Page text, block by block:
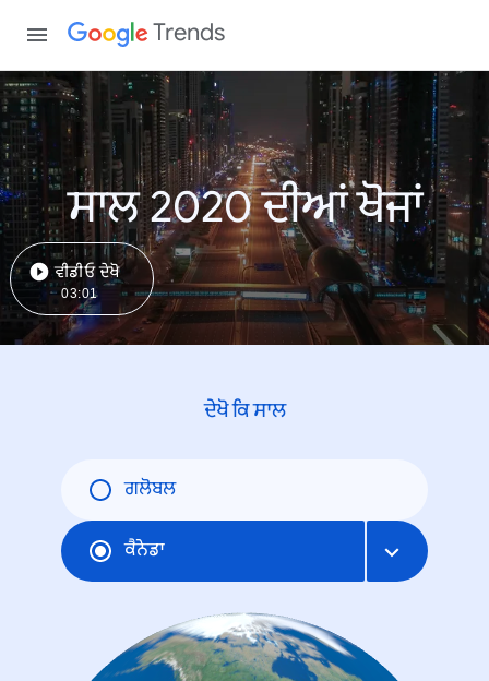
Trends
ਸਾਲ 2020 ਦੀਆਂ ਖੋਜਾਂ
ਵੀਡੀਓ ਦੇਖੋ
03:01
ਦੇਖੋ ਕਿ ਸਾਲ
ਗਲੋਬਲ
ਕੈਨੇਡਾ